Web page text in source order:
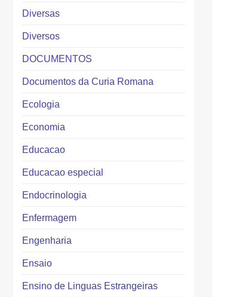
Diversas
Diversos
DOCUMENTOS
Documentos da Curia Romana
Ecologia
Economia
Educacao
Educacao especial
Endocrinologia
Enfermagem
Engenharia
Ensaio
Ensino de Linguas Estrangeiras